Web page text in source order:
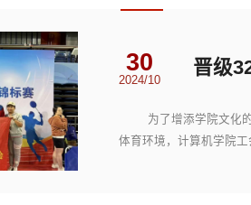
30
2024/10
为了增添学院文化的
体育环境，计算机学院工